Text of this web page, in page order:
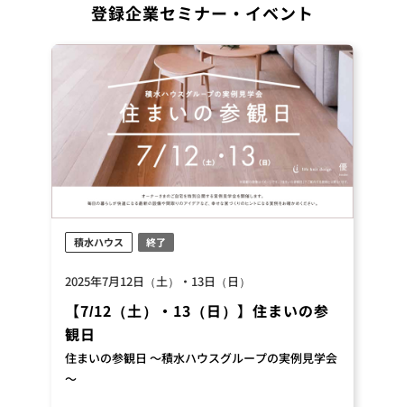
登録企業セミナー・イベント
積水ハウス 終了
2025年7月12日（土）・13日（日）
【7/12（土）・13（日）】住まいの参
観日
住まいの参観日 ～積水ハウスグループの実例見学会
～